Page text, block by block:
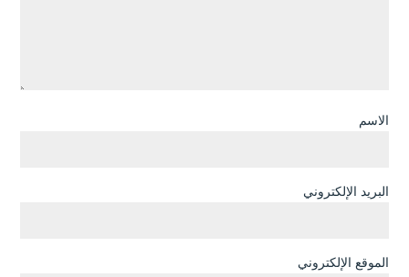
الاسم
البريد الإلكتروني
الموقع الإلكتروني